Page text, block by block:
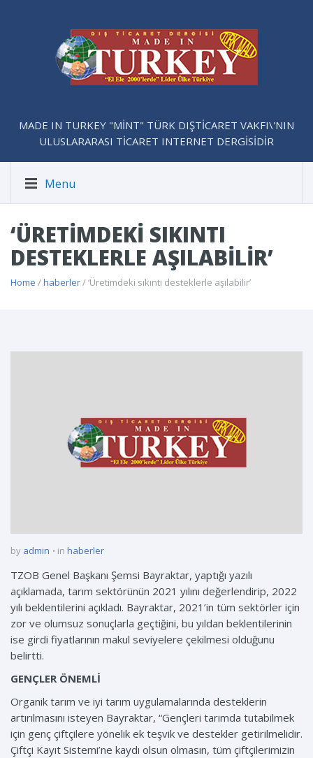
MADE IN TURKEY "MİNT" TÜRK DIŞTİCARET VAKFI\'NIN
ULUSLARARASI TİCARET INTERNET DERGİSİDİR
Menu
‘ÜRETIMDEKI SIKINTI
DESTEKLERLE AŞILABILIR’
Home /haberler/ ‘Üretimdeki sıkıntı desteklerle aşılabilir’
by admin in haberler
TZOB Genel Başkanı Şemsi Bayraktar, yaptığı yazılı
açıklamada, tarım sektörünün 2021 yılını değerlendirip, 2022
yılı beklentilerini açıkladı. Bayraktar, 2021’in tüm sektörler için
zor ve olumsuz sonuçlarla geçtiğini, bu yıldan beklentilerinin
ise girdi fiyatlarının makul seviyelere çekilmesi olduğunu
belirtti.
GENÇLER ÖNEMLİ
Organik tarım ve iyi tarım uygulamalarında desteklerin
artırılmasını isteyen Bayraktar, “Gençleri tarımda tutabilmek
için genç çiftçilere yönelik ek teşvik ve destekler getirilmelidir.
Çiftçi Kayıt Sistemi’ne kaydı olsun olmasın, tüm çiftçilerimizin